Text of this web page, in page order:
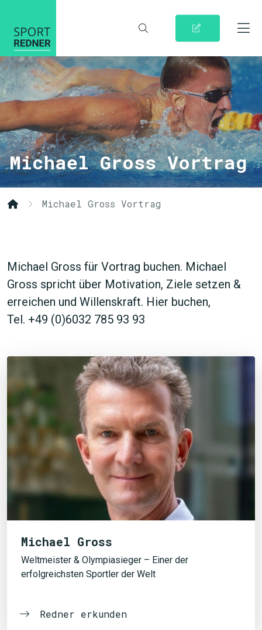
Michael Gross Vortrag
Michael Gross Vortrag
Michael Gross für Vortrag buchen. Michael
Gross spricht über Motivation, Ziele setzen &
erreichen und Willenskraft. Hier buchen,
Tel. +49 (0)6032 785 93 93
Michael Gross
Weltmeister & Olympiasieger – Einer der
erfolgreichsten Sportler der Welt
Redner erkunden
JETZT SUCHEN